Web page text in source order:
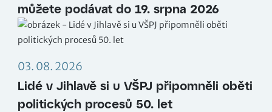
můžete podávat do 19. srpna 2026
03. 08. 2026
Lidé v Jihlavě si u VŠPJ připomněli oběti
politických procesů 50. let